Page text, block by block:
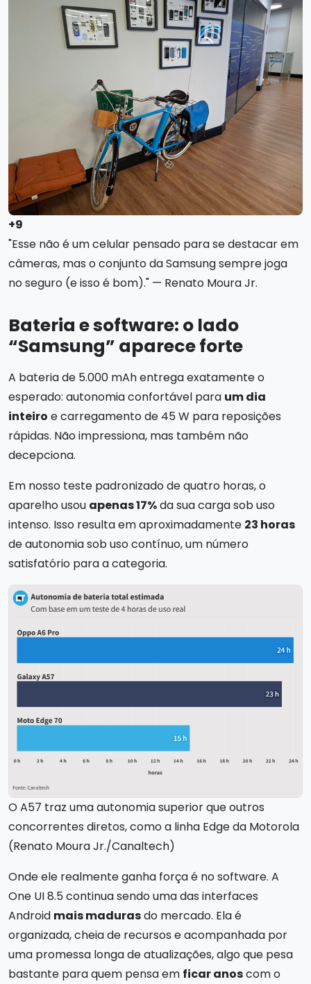
+9
"Esse não é um celular pensado para se destacar em
câmeras, mas o conjunto da Samsung sempre joga
no seguro (e isso é bom)." — Renato Moura Jr.
Bateria e software: o lado
“Samsung” aparece forte
A bateria de 5.000 mAh entrega exatamente o
esperado: autonomia confortável para um dia
inteiro e carregamento de 45 W para reposições
rápidas. Não impressiona, mas também não
decepciona.
Em nosso teste padronizado de quatro horas, o
aparelho usou apenas 17%da sua carga sob uso
intenso. Isso resulta em aproximadamente 23 horas
de autonomia sob uso contínuo, um número
satisfatório para a categoria.
O A57 traz uma autonomia superior que outros
concorrentes diretos, como a linha Edge da Motorola
(Renato Moura Jr./Canaltech)
Onde ele realmente ganha força é no software. A
One UI 8.5 continua sendo uma das interfaces
Android mais madurasdo mercado. Ela é
organizada, cheia de recursos e acompanhada por
uma promessa longa de atualizações, algo que pesa
bastante para quem pensa em ficar anoscom o